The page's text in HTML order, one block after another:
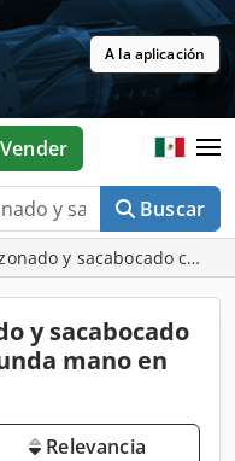
A la aplicación
Buscar
Vender
y sacabocado
y sacabocado
mano en
Relevancia